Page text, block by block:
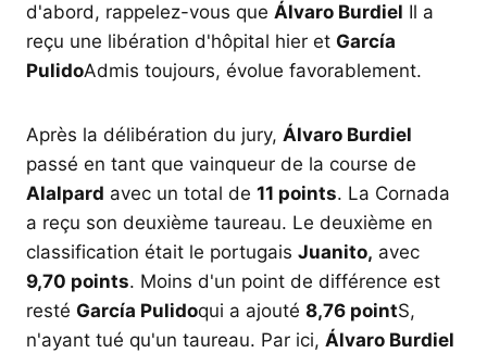
d'abord, rappelez-vous que Álvaro Burdiel Il a
reçu une libération d'hôpital hier et García
PulidoAdmis toujours, évolue favorablement.
Après la délibération du jury, Álvaro Burdiel
passé en tant que vainqueur de la course de
Alalpard avec un total de 11 points. La Cornada
a reçu son deuxième taureau. Le deuxième en
classification était le portugais Juanito, avec
9,70 points. Moins d'un point de différence est
resté García Pulidoqui a ajouté 8,76 pointS,
n'ayant tué qu'un taureau. Par ici, Álvaro Burdiel